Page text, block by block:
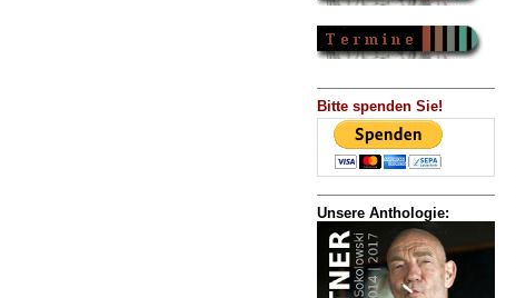
Bitte spenden Sie!
Unsere Anthologie: